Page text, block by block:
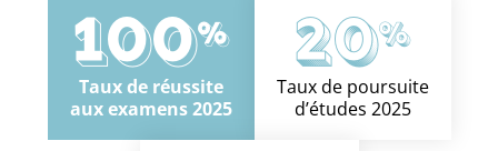
100%
Taux de réussite
aux examens 2025
20%
Taux de poursuite
d’études 2025